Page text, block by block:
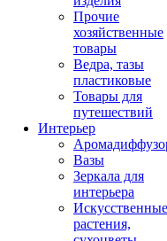
Прочие
хозяйственные
товары
Ведра, тазы
пластиковые
Товары для
путешествий
Интерьер
Вазы
Зеркала для
интерьера
Искусственные
растения,